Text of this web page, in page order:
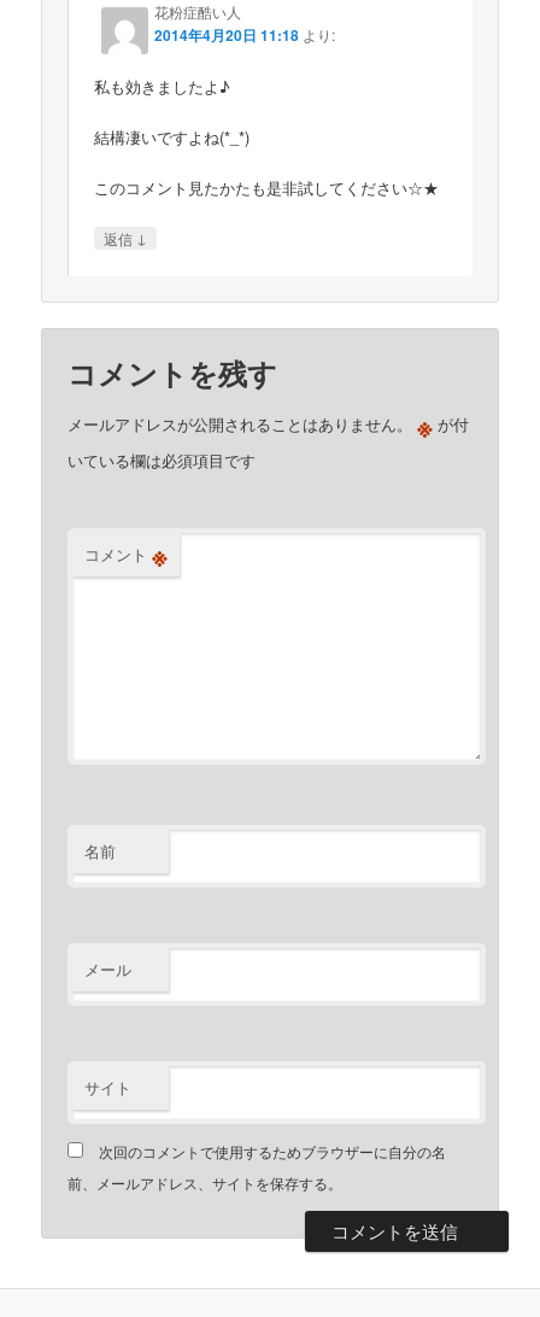
花粉症酷い人
2014年4月20日 11:18 より:
私も効きましたよ♪
結構凄いですよね(*_*)
このコメント見たかたも是非試してください☆★
返信 ↓
コメントを残す
メールアドレスが公開されることはありません。 ※ が付
いている欄は必須項目です
コメント ※
名前
メール
サイト
次回のコメントで使用するためブラウザーに自分の名
前、メールアドレス、サイトを保存する。